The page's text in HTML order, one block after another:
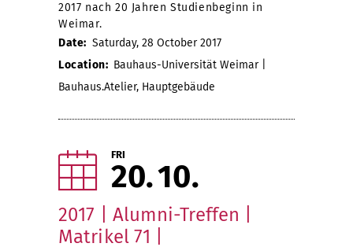
2017 nach 20 Jahren Studienbeginn in
Weimar.
Date: Saturday, 28 October 2017
Location: Bauhaus-Universität Weimar |
Bauhaus.Atelier, Hauptgebäude
FRI
20 10
2017 | Alumni-Treffen |
Matrikel 71 |